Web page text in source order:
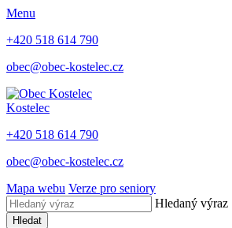
Menu
+420 518 614 790
obec@obec-kostelec.cz
Kostelec
+420 518 614 790
obec@obec-kostelec.cz
Mapa webu Verze pro seniory
Hledaný výraz
Hledat